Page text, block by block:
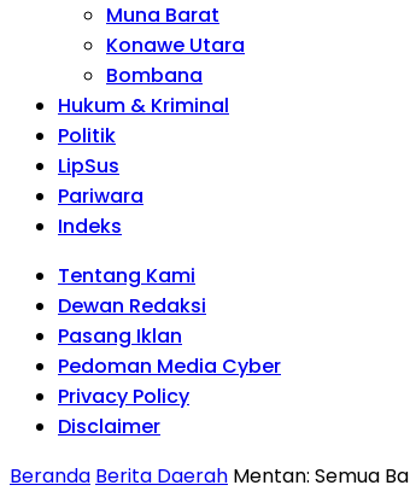
Muna Barat
Konawe Utara
Bombana
Hukum & Kriminal
Politik
LipSus
Pariwara
Indeks
Tentang Kami
Dewan Redaksi
Pasang Iklan
Pedoman Media Cyber
Privacy Policy
Disclaimer
Beranda Berita Daerah Mentan: Semua